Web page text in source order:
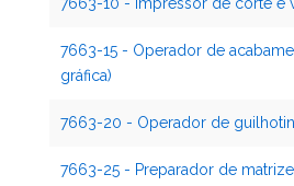
7663-15 - Operador de
gráfica)
7663-20 - Operador de
7663-25 - Preparador de